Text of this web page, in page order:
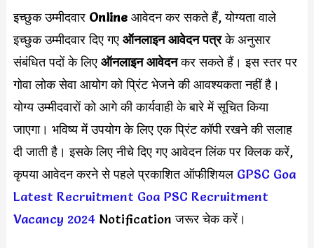
इच्छुक उम्मीदवार Online आवेदन कर सकते हैं, योग्यता वाले
इच्छुक उम्मीदवार दिए गए ऑनलाइन आवेदन पत्रके अनुसार
संबंधित पदों के लिए ऑनलाइन आवेदनकर सकते हैं। इस स्तर पर
गोवा लोक सेवा आयोग को प्रिंट भेजने की आवश्यकता नहीं है।
योग्य उम्मीदवारों को आगे की कार्यवाही के बारे में सूचित किया
जाएगा। भविष्य में उपयोग के लिए एक प्रिंट कॉपी रखने की सलाह
दी जाती है। इसके लिए नीचे दिए गए आवेदन लिंक पर क्लिक करें,
कृपया आवेदन करने से पहले प्रकाशित ऑफीशियल GPSC Goa
Latest Recruitment Goa PSC Recruitment
Vacancy 2024 Notification जरूर चेक करें।